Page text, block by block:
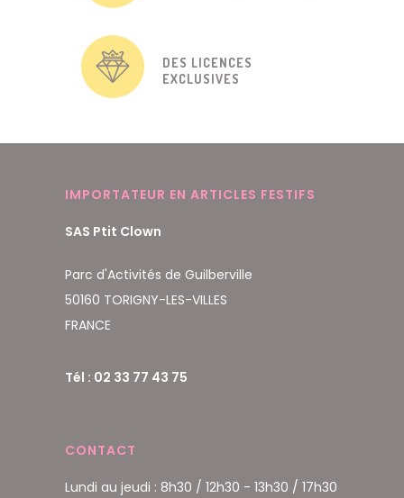
DES LICENCES
EXCLUSIVES
IMPORTATEUR EN ARTICLES FESTIFS
SAS Ptit Clown
Parc d'Activités de Guilberville
50160 TORIGNY-LES-VILLES
FRANCE
Tél : 02 33 77 43 75
CONTACT
Lundi au jeudi : 8h30 / 12h30 - 13h30 / 17h30